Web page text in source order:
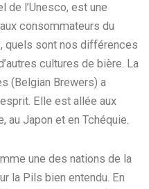
de l’Unesco, est une
consommateurs du
quels sont nos différences
cultures de bière. La
(Belgian Brewers) a
Elle est allée aux
au Japon et en Tchéquie.
une des nations de la
la Pils bien entendu. En